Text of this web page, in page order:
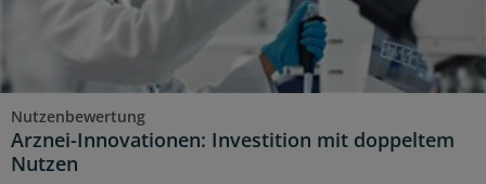
Nutzenbewertung
Arznei-Innovationen: Investition mit doppeltem
Nutzen